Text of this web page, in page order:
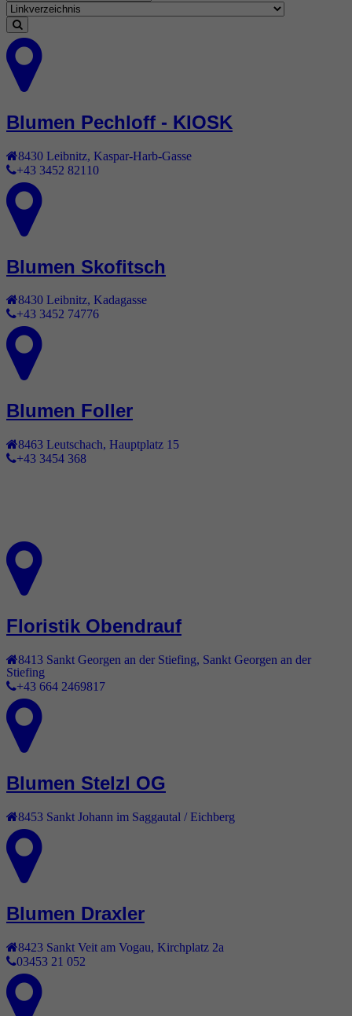
Blumen Pechloff - KIOSK
8430 Leibnitz Kaspar-Harb-Gasse
+43 3452 82110
Blumen Skofitsch
8430 Leibnitz, Kadagasse
+43 3452 74776
Blumen Foller
8463 Leutschach, Hauptplatz 15
+43 3454 368
Floristik Obendrauf
8413 Sankt Georgen an der Stiefing
Sankt Georgen an der
Stiefing
+43 664 2469817
Blumen Stelzl OG
8453 Sankt Johann im Saggautal / Eichberg
Blumen Draxler
8423 Sankt Veit am Vogau Kirchplatz 2a
03453 21 052